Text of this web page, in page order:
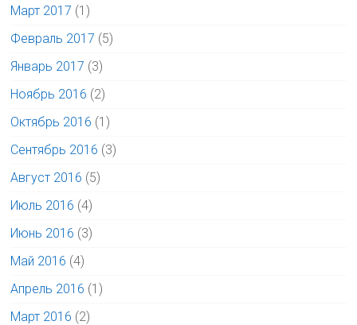
Март 2017 (1)
Февраль 2017 (5)
Январь 2017 (3)
Ноябрь 2016 (2)
Октябрь 2016 (1)
Сентябрь 2016 (3)
Август 2016 (5)
Июль 2016 (4)
Июнь 2016 (3)
Май 2016 (4)
Апрель 2016 (1)
Март 2016 (2)